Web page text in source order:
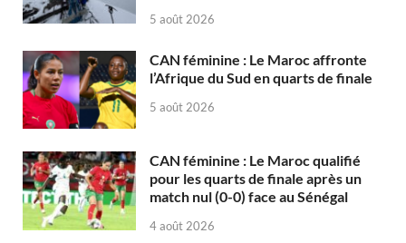
5 août 2026
CAN féminine : Le Maroc affronte
l’Afrique du Sud en quarts de finale
5 août 2026
CAN féminine : Le Maroc qualifié
pour les quarts de finale après un
match nul (0-0) face au Sénégal
4 août 2026